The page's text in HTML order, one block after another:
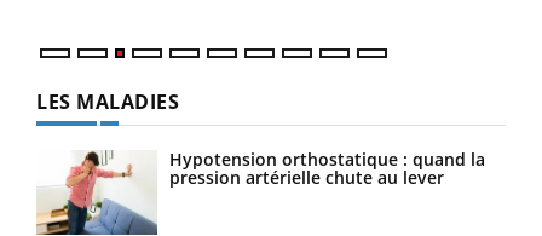
LES MALADIES
Hypotension orthostatique : quand la
pression artérielle chute au lever